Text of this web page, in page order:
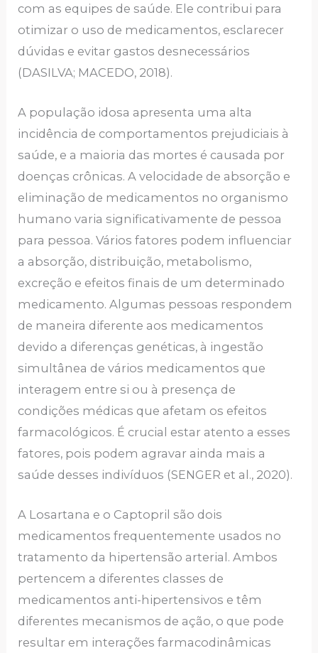
com as equipes de saúde. Ele contribui para
otimizar o uso de medicamentos, esclarecer
dúvidas e evitar gastos desnecessários
(DASILVA; MACEDO, 2018).
A população idosa apresenta uma alta
incidência de comportamentos prejudiciais à
saúde, e a maioria das mortes é causada por
doenças crônicas. A velocidade de absorção e
eliminação de medicamentos no organismo
humano varia significativamente de pessoa
para pessoa. Vários fatores podem influenciar
a absorção, distribuição, metabolismo,
excreção e efeitos finais de um determinado
medicamento. Algumas pessoas respondem
de maneira diferente aos medicamentos
devido a diferenças genéticas, à ingestão
simultânea de vários medicamentos que
interagem entre si ou à presença de
condições médicas que afetam os efeitos
farmacológicos. É crucial estar atento a esses
fatores, pois podem agravar ainda mais a
saúde desses indivíduos (SENGER et al., 2020).
A Losartana e o Captopril são dois
medicamentos frequentemente usados no
tratamento da hipertensão arterial. Ambos
pertencem a diferentes classes de
medicamentos anti-hipertensivos e têm
diferentes mecanismos de ação, o que pode
resultar em interações farmacodinâmicas